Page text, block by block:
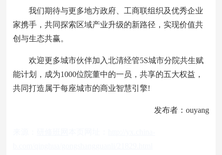
我们期待与更多地方政府、工商联组织及优秀企业
家携手，共同探索区域产业升级的新路径，实现价值共
创与生态共赢。
欢迎更多城市伙伴加入北清经管5S城市分院共生赋
能计划，成为1000位院董中的一员，共享的五大权益，
共同打造属于每座城市的商业智慧引擎!
发布者：ouyang